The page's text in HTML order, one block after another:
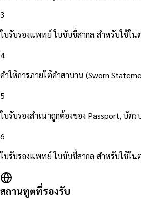
3
ใบรับรองแพทย์ ใบขับขี่สากล สำหรับใช้ใน
4
คำให้การภายใต้คำสาบาน (Sworn
5
ใบรับรองสำเนาถูกต้องของ Passport, บัต
6
ใบรับรองแพทย์ ใบขับขี่สากล สำหรับใช้ใน
สถานทูตที่รองรับ